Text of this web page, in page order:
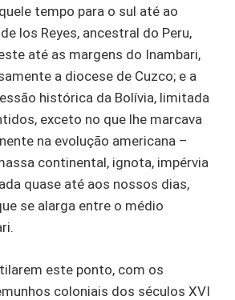
tempo para o sul até ao
los Reyes, ancestral do Peru,
até as margens do Inambari,
a diocese de Cuzco; e a
histórica da Bolívia, limitada
exceto no que lhe marcava
na evolução americana –
continental, ignota, impérvia
quase até aos nossos dias,
se alarga entre o médio
este ponto, com os
coloniais dos séculos XVI